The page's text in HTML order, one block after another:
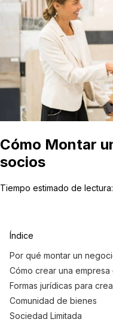
Cómo Montar
socios
Tiempo estimado de lectura:
Índice
Por qué montar un
Cómo crear una
Formas jurídicas para
Comunidad de bienes
Sociedad Limitada